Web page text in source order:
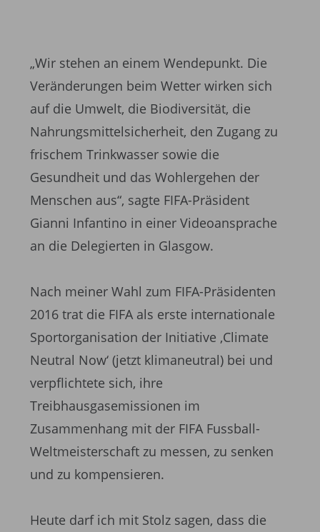
„Wir stehen an einem Wendepunkt. Die
Veränderungen beim Wetter wirken sich
auf die Umwelt, die Biodiversität, die
Nahrungsmittelsicherheit, den Zugang zu
frischem Trinkwasser sowie die
Gesundheit und das Wohlergehen der
Menschen aus“, sagte FIFA-Präsident
Gianni Infantino in einer Videoansprache
an die Delegierten in Glasgow.
Nach meiner Wahl zum FIFA-Präsidenten
2016 trat die FIFA als erste internationale
Sportorganisation der Initiative ,Climate
Neutral Now‘ (jetzt klimaneutral) bei und
verpflichtete sich, ihre
Treibhausgasemissionen im
Zusammenhang mit der FIFA Fussball-
Weltmeisterschaft zu messen, zu senken
und zu kompensieren.
Heute darf ich mit Stolz sagen, dass die